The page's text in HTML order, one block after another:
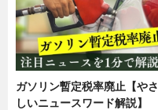
ガソリン暫定税率廃止【やさ
しいニュースワード解説】